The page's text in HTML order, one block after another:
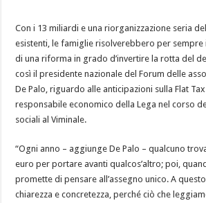
Con i 13 miliardi e una riorganizzazione seria
esistenti, le famiglie risolverebbero per sempre
di una riforma in grado d’invertire la rotta del
così il presidente nazionale del Forum delle
De Palo, riguardo alle anticipazioni sulla Flat
responsabile economico della Lega nel corso
sociali al Viminale.
“Ogni anno – aggiunge De Palo – qualcuno
euro per portare avanti qualcos’altro; poi,
promette di pensare all’assegno unico. A
chiarezza e concretezza, perché ciò che